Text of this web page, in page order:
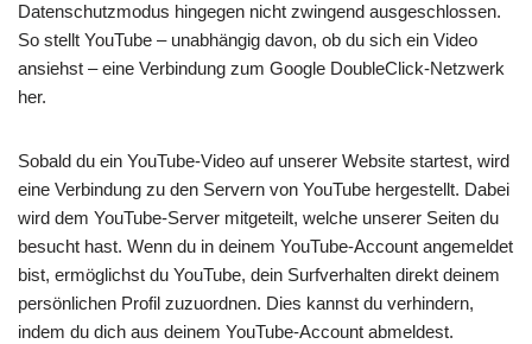
Datenschutzmodus hingegen nicht zwingend ausgeschlossen.
So stellt YouTube – unabhängig davon, ob du sich ein Video
ansiehst – eine Verbindung zum Google DoubleClick-Netzwerk
her.
Sobald du ein YouTube-Video auf unserer Website startest, wird
eine Verbindung zu den Servern von YouTube hergestellt. Dabei
wird dem YouTube-Server mitgeteilt, welche unserer Seiten du
besucht hast. Wenn du in deinem YouTube-Account angemeldet
bist, ermöglichst du YouTube, dein Surfverhalten direkt deinem
persönlichen Profil zuzuordnen. Dies kannst du verhindern,
indem du dich aus deinem YouTube-Account abmeldest.